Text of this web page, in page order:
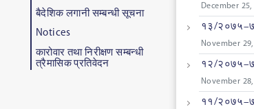
बैदेशिक लगानी सम्बन्धी सूचना
Notices
कारोवार तथा निरीक्षण सम्बन्धी
त्रैमासिक प्रतिवेदन
December 25,
१३/
November
१२/
November
११/